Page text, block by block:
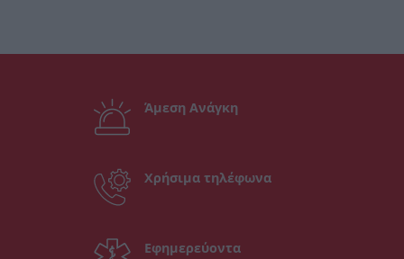
Άμεση Ανάγκη
Χρήσιμα τηλέφωνα
Εφημερεύοντα